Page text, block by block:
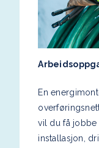
En
vil du få jobbe
installasjon,